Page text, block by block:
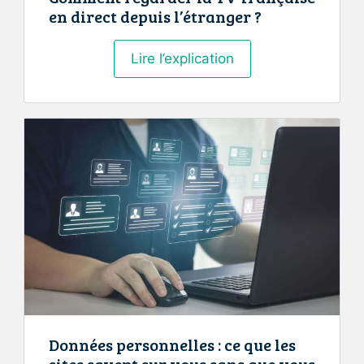
en direct depuis l’étranger ?
Lire l’explicationComment
regarder
TV
française
en
direct
depuis
l’étranger
?
Données personnelles : ce que les